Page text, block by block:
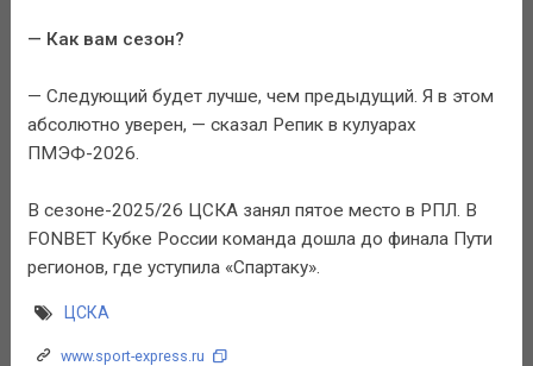
— Как вам сезон?
— Следующий будет лучше, чем предыдущий. Я в этом
абсолютно уверен, — сказал Репик в кулуарах
ПМЭФ-2026.
В сезоне-2025/26 ЦСКА занял пятое место в РПЛ. В
FONBET Кубке России команда дошла до финала Пути
регионов, где уступила «Спартаку».
ЦСКА
www.sport-express.ru